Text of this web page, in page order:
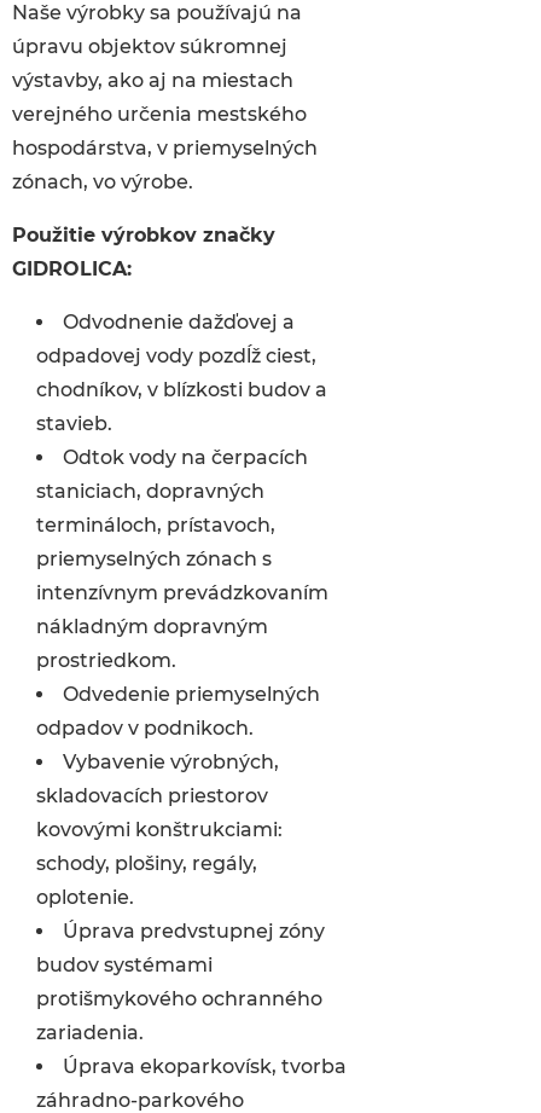
Naše výrobky sa používajú na
úpravu objektov súkromnej
výstavby, ako aj na miestach
verejného určenia mestského
hospodárstva, v priemyselných
zónach, vo výrobe.
Použitie výrobkov značky
GIDROLICA:
Odvodnenie dažďovej a
odpadovej vody pozdĺž ciest,
chodníkov, v blízkosti budov a
stavieb.
Odtok vody na čerpacích
staniciach, dopravných
termináloch, prístavoch,
priemyselných zónach s
intenzívnym prevádzkovaním
nákladným dopravným
prostriedkom.
Odvedenie priemyselných
odpadov v podnikoch.
Vybavenie výrobných,
skladovacích priestorov
kovovými konštrukciami:
schody, plošiny, regály,
oplotenie.
Úprava predvstupnej zóny
budov systémami
protišmykového ochranného
zariadenia.
Úprava ekoparkovísk, tvorba
záhradno-parkového